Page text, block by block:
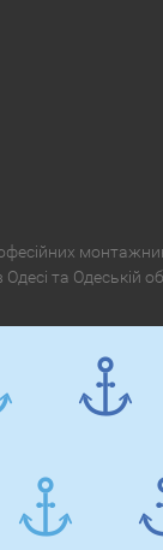
та Одеській